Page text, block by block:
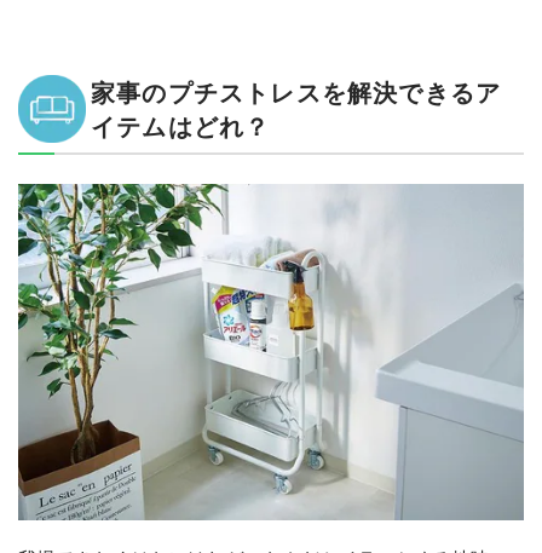
家事のプチストレスを解決できるア
イテムはどれ？